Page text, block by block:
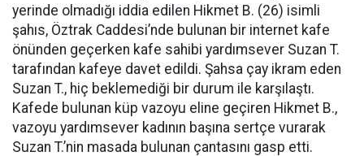
yerinde olmadığı iddia edilen Hikmet B. (26) isimli
şahıs, Öztrak Caddesi’nde bulunan bir internet kafe
önünden geçerken kafe sahibi yardımsever Suzan T.
tarafından kafeye davet edildi. Şahsa çay ikram eden
Suzan T., hiç beklemediği bir durum ile karşılaştı.
Kafede bulunan küp vazoyu eline geçiren Hikmet B.,
vazoyu yardımsever kadının başına sertçe vurarak
Suzan T.’nin masada bulunan çantasını gasp etti.